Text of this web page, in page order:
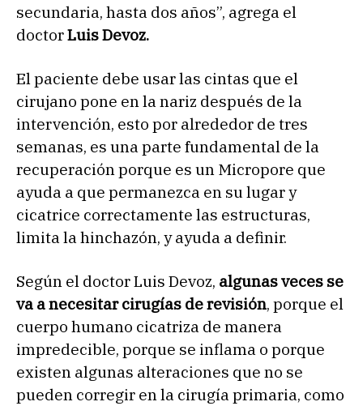
secundaria, hasta dos años”, agrega el
doctorLuis Devoz.
El paciente debe usar las cintas que el
cirujano pone en la nariz después de la
intervención, esto por alrededor de tres
semanas, es una parte fundamental de la
recuperación porque es un Micropore que
ayuda a que permanezca en su lugar y
cicatrice correctamente las estructuras,
limita la hinchazón, y ayuda a definir.
Según el doctor Luis Devoz, algunas veces se
va a necesitar cirugías de revisión, porque el
cuerpo humano cicatriza de manera
impredecible, porque se inflama o porque
existen algunas alteraciones que no se
pueden corregir en la cirugía primaria, como